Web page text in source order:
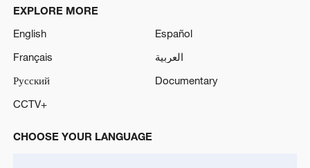
EXPLORE MORE
English
Español
Français
العربية
Русский
Documentary
CCTV+
CHOOSE YOUR LANGUAGE